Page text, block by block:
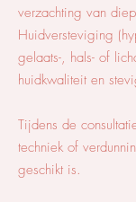
verzachting van
Huidversteviging
gelaats-, hals- of
huidkwaliteit en
Tijdens de
techniek of
geschikt is.